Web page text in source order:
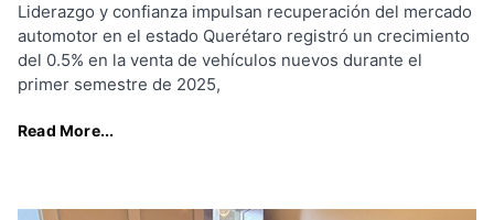
Liderazgo y confianza impulsan recuperación del mercado
automotor en el estado Querétaro registró un crecimiento
del 0.5% en la venta de vehículos nuevos durante el
primer semestre de 2025,
Read More...